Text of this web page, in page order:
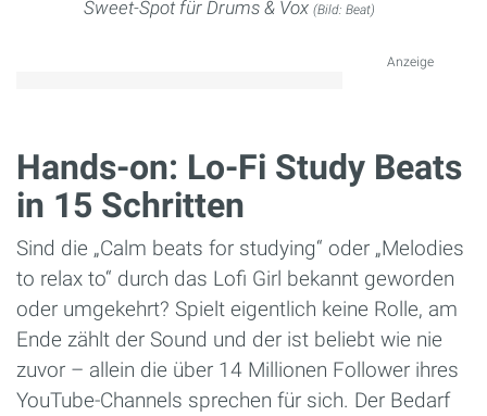
Sweet-Spot für Drums & Vox (Bild: Beat)
Anzeige
Hands-on: Lo-Fi Study Beats
in 15 Schritten
Sind die „Calm beats for studying“ oder „Melodies
to relax to“ durch das Lofi Girl bekannt geworden
oder umgekehrt? Spielt eigentlich keine Rolle, am
Ende zählt der Sound und der ist beliebt wie nie
zuvor – allein die über 14 Millionen Follower ihres
YouTube-Channels sprechen für sich. Der Bedarf